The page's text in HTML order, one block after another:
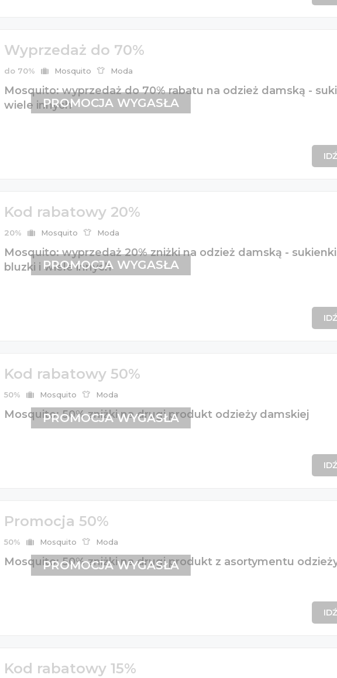
Wyprzedaż do 70%
do 70% Mosquito Moda
Mosquito: wyprzedaż do 70% rabatu na odzież damską -
wiele innychPROMOCJA WYGASŁA
Kod rabatowy 20%
20% Mosquito Moda
Mosquito: wyprzedaż 20% zniżki na odzież damską -
bluzki i wiele innych
PROMOCJA WYGASŁA
Kod rabatowy 50%
50% Mosquito Moda
Mosquito: 50% zniżki na drugi produkt odzieży damskiej
PROMOCJA WYGASŁA
Promocja 50%
50% Mosquito Moda
Mosquito: 50% zniżki na drugi produkt z asortymentu
PROMOCJA WYGASŁA
Kod rabatowy 15%